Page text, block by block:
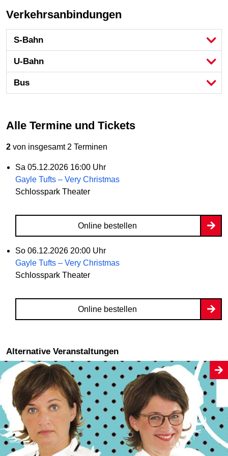
Verkehrsanbindungen
S-Bahn
U-Bahn
Bus
Alle Termine und Tickets
2 von insgesamt 2 Terminen
Sa 05.12.2026 16:00 Uhr
Gayle Tufts – Very Christmas
Schlosspark Theater
Online bestellen
So 06.12.2026 20:00 Uhr
Gayle Tufts – Very Christmas
Schlosspark Theater
Online bestellen
Alternative Veranstaltungen